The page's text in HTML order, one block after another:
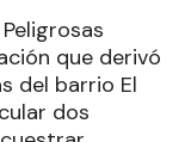
que derivó
del barrio El
dos